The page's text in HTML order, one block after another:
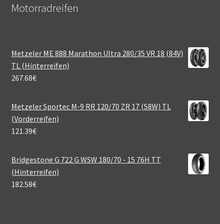
Motorradreifen
Metzeler ME 888 Marathon Ultra 280/35 VR 18 (84V)
TL (Hinterreifen)
267.68€
Metzeler Sportec M-9 RR 120/70 ZR 17 (58W) TL
(Vorderreifen)
121.39€
Bridgestone G 722 G WSW 180/70 - 15 76H TT
(Hinterreifen)
182.58€